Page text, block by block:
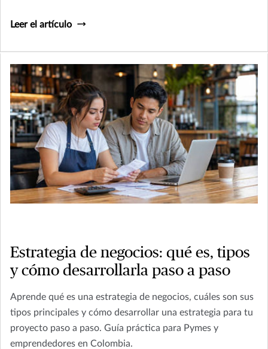
Leer el artículo
Estrategia de negocios: qué es, tipos
y cómo desarrollarla paso a paso
Aprende qué es una estrategia de negocios, cuáles son sus
tipos principales y cómo desarrollar una estrategia para tu
proyecto paso a paso. Guía práctica para Pymes y
emprendedores en Colombia.